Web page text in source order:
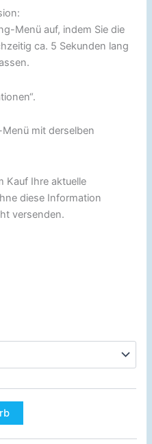
Menü auf, indem Sie die
ca. 5 Sekunden lang
mit derselben
Kauf Ihre aktuelle
diese Information
versenden.